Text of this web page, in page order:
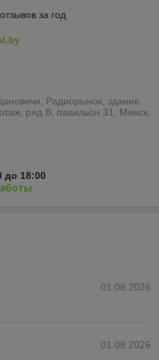
за год
Радиорынок, здание
ряд В, павильон 31, Минск,
до 18:00
01.08.2026
01.08.2026